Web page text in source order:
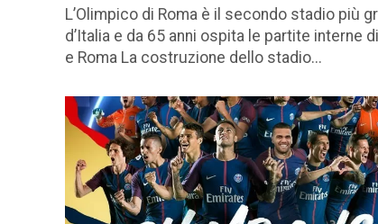
L’Olimpico di Roma è il secondo stadio più
d’Italia e da 65 anni ospita le partite interne
e Roma La costruzione dello stadio...